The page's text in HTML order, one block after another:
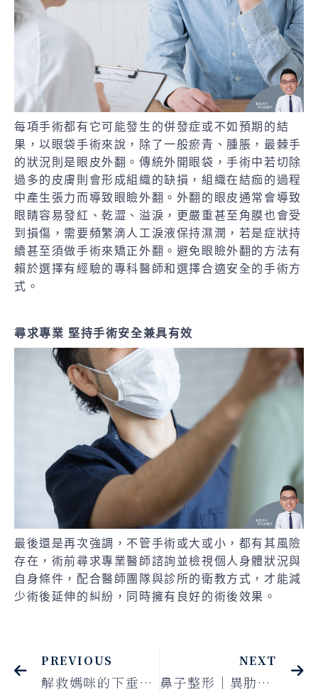
每項手術都有它可能發生的併發症或不如預期的結
果，以眼袋手術來說，除了一般瘀青、腫脹，最棘手
的狀況則是眼皮外翻。傳統外開眼袋，手術中若切除
過多的皮膚則會形成組織的缺損，組織在結痂的過程
中產生張力而導致眼瞼外翻。外翻的眼皮通常會導致
眼睛容易發紅、乾澀、溢淚，更嚴重甚至角膜也會受
到損傷，需要頻繁滴人工淚液保持濕潤，若是症狀持
續甚至須做手術來矯正外翻。避免眼瞼外翻的方法有
賴於選擇有經驗的專科醫師和選擇合適安全的手術方
式。
尋求專業 堅持手術安全兼具有效
最後還是再次強調，不管手術或大或小，都有其風險
存在，術前尋求專業醫師諮詢並檢視個人身體狀況與
自身條件，配合醫師團隊與診所的衛教方式，才能減
少術後延伸的糾紛，同時擁有良好的術後效果。
PREVIOUS
解救媽咪的下垂煩惱 從此抬頭挺胸！
NEXT
鼻子整形｜異肋+耳軟骨隆鼻